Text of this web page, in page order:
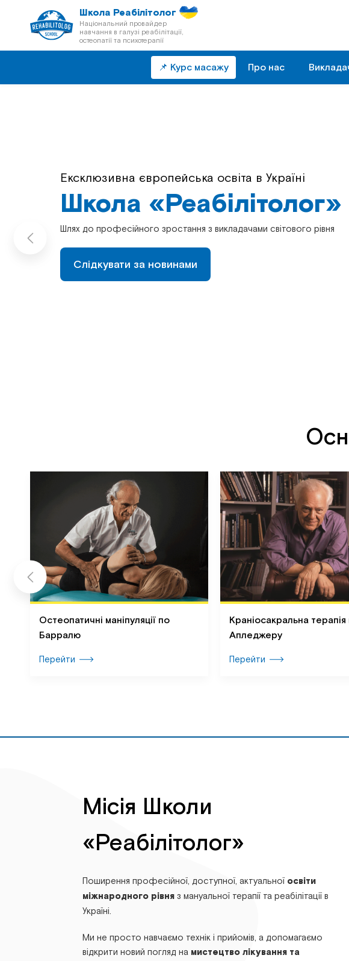
Школа Реабілітолог
Національний провайдер
навчання в галузі реабілітації,
остеопатії та психотерапії
📌 Курс масажу Про нас
Безперервна післядипломна освіта в Україні
Школа «Реабілітолог»
Ексклюзивна європейська освіта в Україні
Школа «Реабілітолог»
Шлях до професійного зростання з викладачами світового рівня
Слідкувати за новинами
Остеопатичні маніпуляції по
Барралю
Перейти
Краніосакральна терапія
Апледжеру
Перейти
Місія Школи
«Реабілітолог»
Поширення професійної, доступної, актуальної освіти
міжнародного рівня з мануальної терапії та реабілітації в
Україні.
Ми не просто навчаємо технік і прийомів, а допомагаємо
відкрити новий погляд на мистецтво лікування та